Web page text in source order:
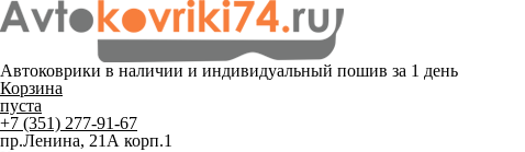
Автоковрики в наличии и индивидуальный пошив за 1 день
Корзина
пуста
+7 (351) 277-91-67
пр.Ленина, 21А корп.1